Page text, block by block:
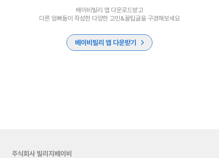
베이비빌리 앱 다운로드받고
다른 엄빠들이 작성한 다양한 고민&꿀팁글을 구경해보세요
베이비빌리 앱 다운받기
주식회사 빌리지베이비